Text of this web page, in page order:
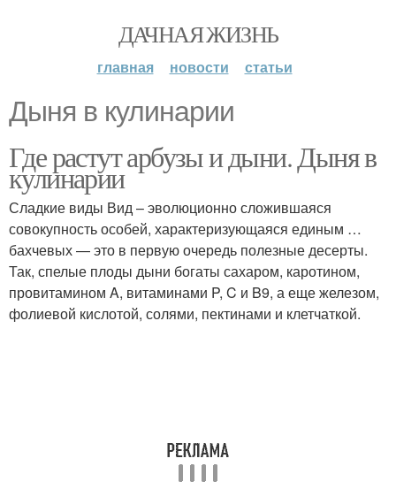
ДАЧНАЯ ЖИЗНЬ
главная новости статьи
Дыня в кулинарии
Где растут арбузы и дыни. Дыня в
кулинарии
Сладкие виды Вид – эволюционно сложившаяся
совокупность особей, характеризующаяся единым …
бахчевых — это в первую очередь полезные десерты.
Так, спелые плоды дыни богаты сахаром, каротином,
провитамином A, витаминами P, C и B9, а еще железом,
фолиевой кислотой, солями, пектинами и клетчаткой.